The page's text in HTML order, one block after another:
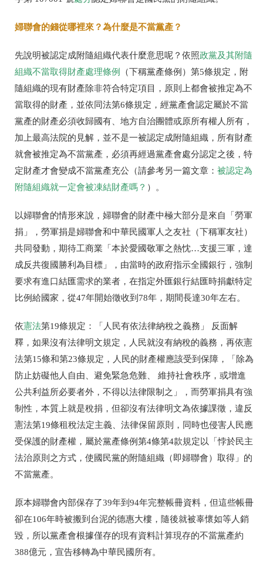
婦聯會的錢從哪裡來？為什麼是不當黨產？
先說明被認定成附隨組織代表什麼意思呢？依照政黨及其附隨
組織不當取得財產處理條例
（下稱黨產條例）第5條規定，附
隨組織的現有財產除非符合特定項目，原則上都會被推定為不
當取得的財產，並依同法第6條規定，經黨產會認定屬於不當
黨產的財產必須收歸國有、地方自治團體或原所有權人所有，
加上最高法院的見解，並不是一被認定成附隨組織，所有財產
就會被推定為不當黨產，必須再經過黨產會處分認定之後，特
定財產才會變成不當黨產充公（請參考另一篇文章： 被認定為
附隨組織就一定會被凍結財產嗎？ ）。
以婦聯會的情形來說，婦聯會的財產中極大部分是來自「勞軍
捐」，勞軍捐是婦聯會和中華民國軍人之友社（下稱軍友社）
共同發動，期待工商業「本於愛國敬軍之熱忱…支援三軍，達
成反共復國勝利為目標」，由當時的政府指示全國銀行，強制
要求有進口結匯需求的業者，在指定外匯銀行結匯時捐獻特定
比例給國家，從47年開始徵收到78年，期間長達30年左右。
依憲法第19條規定：「人民有依法律納稅之義務」 反面解
釋，如果沒有法律明文規定，人民就沒有納稅的義務，再依憲
法第15條和第23條規定，人民的財產權應該受到保障，「除為
防止妨礙他人自由、避免緊急危難、 維持社會秩序，或增進
公共利益所必要者外，不得以法律限制之」，而勞軍捐具有強
制性，本質上就是稅捐，但卻沒有法律明文為依據課徵，違反
憲法第19條租稅法定主義、法律保留原則，同時也侵害人民應
受保護的財產權，屬於黨產條例第4條第4款規定以「悖於民主
法治原則之方式，使國民黨的附隨組織（即婦聯會）取得」的
不當黨產。
原本婦聯會內部保存了39年到94年完整帳冊資料，但這些帳冊
卻在106年時被搬到台泥的德惠大樓，隨後就被辜懷如等人銷
毀，所以黨產會根據僅存的現有資料計算現存的不當黨產約
388億元，宣告移轉為中華民國所有。